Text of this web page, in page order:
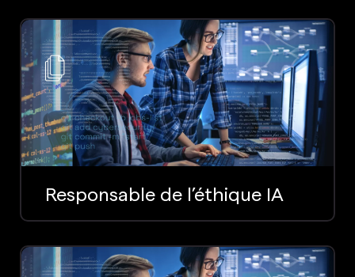
Responsable de l’éthique IA